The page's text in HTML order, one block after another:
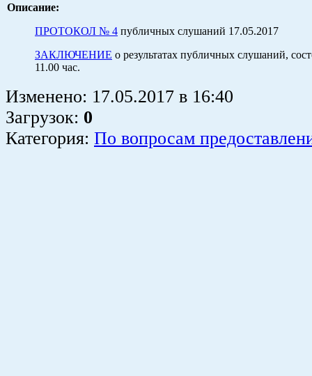
Описание:
ПРОТОКОЛ № 4 публичных слушаний 17.05.2017
ЗАКЛЮЧЕНИЕ о результатах публичных слушаний,
11.00 час.
Изменено: 17.05.2017 в 16:40
Загрузок: 0
Категория: По вопросам